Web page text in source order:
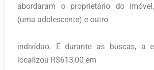
abordaram o proprietário do
(uma adolescente) e outro
indivíduo. E durante as buscas, a
localizou R$613,00 em